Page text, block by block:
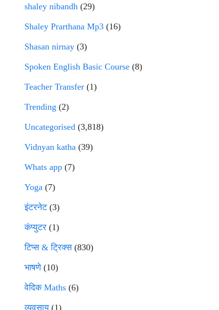
shaley nibandh (29)
Shaley Prarthana Mp3 (16)
Shasan nirnay (3)
Spoken English Basic Course (8)
Teacher Transfer (1)
Trending (2)
Uncategorised (3,818)
Vidnyan katha (39)
Whats app (7)
Yoga (7)
इंटरनेट(3)
कंप्युटर (1)
टिप्स & ट्रिक्स(830)
भाषणे(10)
वेदिक Maths (6)
व्यवसाय(1)